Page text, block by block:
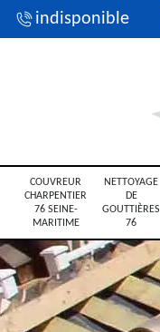
indisponible
COUVREUR
CHARPENTIER
76 SEINE-
MARITIME
NETTOYAGE
DE
GOUTTIÈRES
76